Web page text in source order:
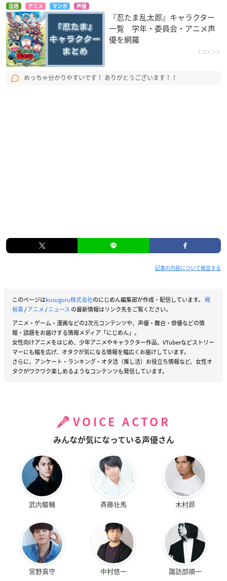
話題 アニメ マンガ 声優
『忍たま乱太郎』キャラクター
一覧 学年・委員会・アニメ声
優を網羅
7コメント
めっちゃ分かりやすいです！ ありがとうございます！！
記事の内容について報告する
このページはkusuguru株式会社のにじめん編集部が作成・配信しています。 梶
裕貴/アニメ/ニュース の最新情報はリンク先をご覧ください。
アニメ・ゲーム・漫画などの2次元コンテンツや、声優・舞台・俳優などの情
報・話題をお届けする情報メディア「にじめん」。
女性向けアニメをはじめ、少年アニメやキャラクター作品、VTuberなどストリー
マーにも幅を広げ、オタクが気になる情報を幅広くお届けしています。
さらに、アンケート・ランキング・オタ活（推し活）お役立ち情報など、女性オ
タクがワクワク楽しめるようなコンテンツも発信しています。
VOICE ACTOR
みんなが気になっている声優さん
武内駿輔 斉藤壮馬 木村昴
宮野真守 中村悠一 諏訪部順一